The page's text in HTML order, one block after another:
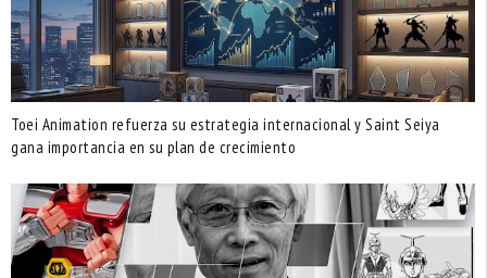
Toei Animation refuerza su estrategia internacional y Saint Seiya
gana importancia en su plan de crecimiento